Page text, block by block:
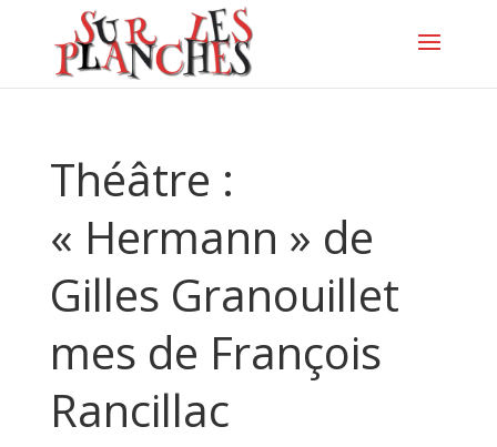
Théâtre :
« Hermann » de
Gilles Granouillet
mes de François
Rancillac